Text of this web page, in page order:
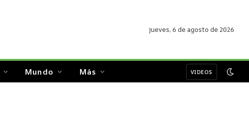
jueves, 6 de agosto de 2026
Mundo Más VIDEOS